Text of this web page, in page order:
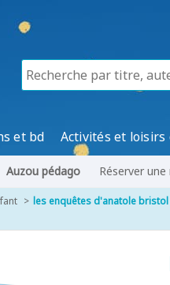
et bd Activités et loisirs
Auzou pédago Réserver
les enquêtes d'anatole